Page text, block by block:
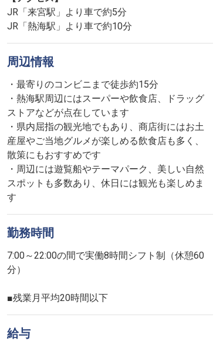
JR「来宮駅」より車で約5分
JR「熱海駅」より車で約10分
周辺情報
・最寄りのコンビニまで徒歩約15分
・熱海駅周辺にはスーパーや飲食店、ドラッグ
ストアなどが点在しています
・県内屈指の観光地でもあり、商店街にはお土
産屋やご当地グルメが楽しめる飲食店も多く、
散策にもおすすめです
・周辺には遊覧船やテーマパーク、美しい自然
スポットも多数あり、休日には観光も楽しめま
す
勤務時間
7:00～22:00の間で実働8時間シフト制（休憩60
分）
■残業月平均20時間以下
給与